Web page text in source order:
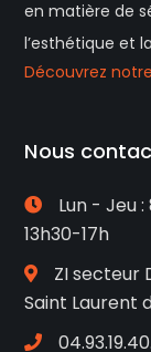
en matière de
l’esthétique et
Découvrez
Nous
Lun - Jeu
13h30-17h
ZI secteur
Saint Laurent